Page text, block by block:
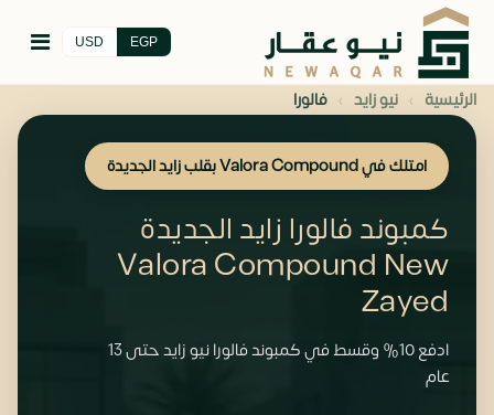
EGP
USD
الرئيسية › نيو زايد › فالورا
امتلك في Valora Compound بقلب زايد الجديدة
كمبوند فالورا زايد الجديدة
Valora Compound New
Zayed
ادفع 10% وقسط في كمبوند فالورا نيو زايد حتى 13
عام